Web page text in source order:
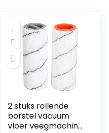
2 stuks rollende
borstel vacuüm
vloer veegmachine